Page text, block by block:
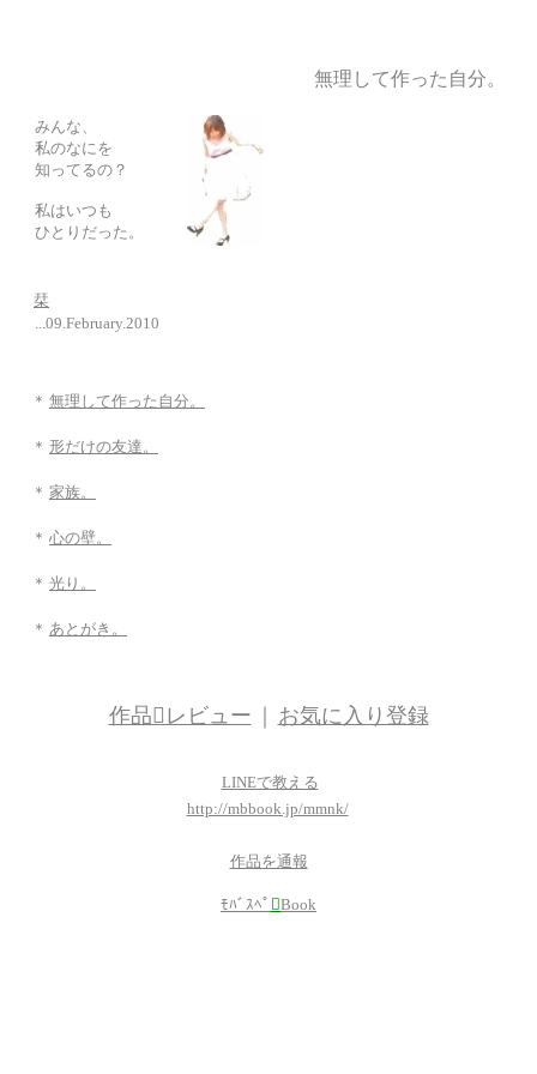
無理して作った自分。
みんな、
私のなにを
知ってるの？
私はいつも
ひとりだった。
栞
...09.February.2010
＊ 無理して作った自分。
＊ 形だけの友達。
＊ 家族。
＊ 心の壁。
＊ 光り。
＊ あとがき。
作品レビュー お気に入り登録
LINEで教える
http://mbbook.jp/mmnk/
作品を通報
ﾓﾊﾞｽﾍﾟ Book